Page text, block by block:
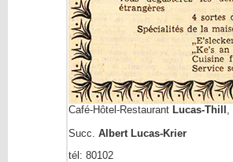
Café-Hôtel-Restaurant Lucas-Thill
Succ. Albert Lucas-Krier
tél: 80102